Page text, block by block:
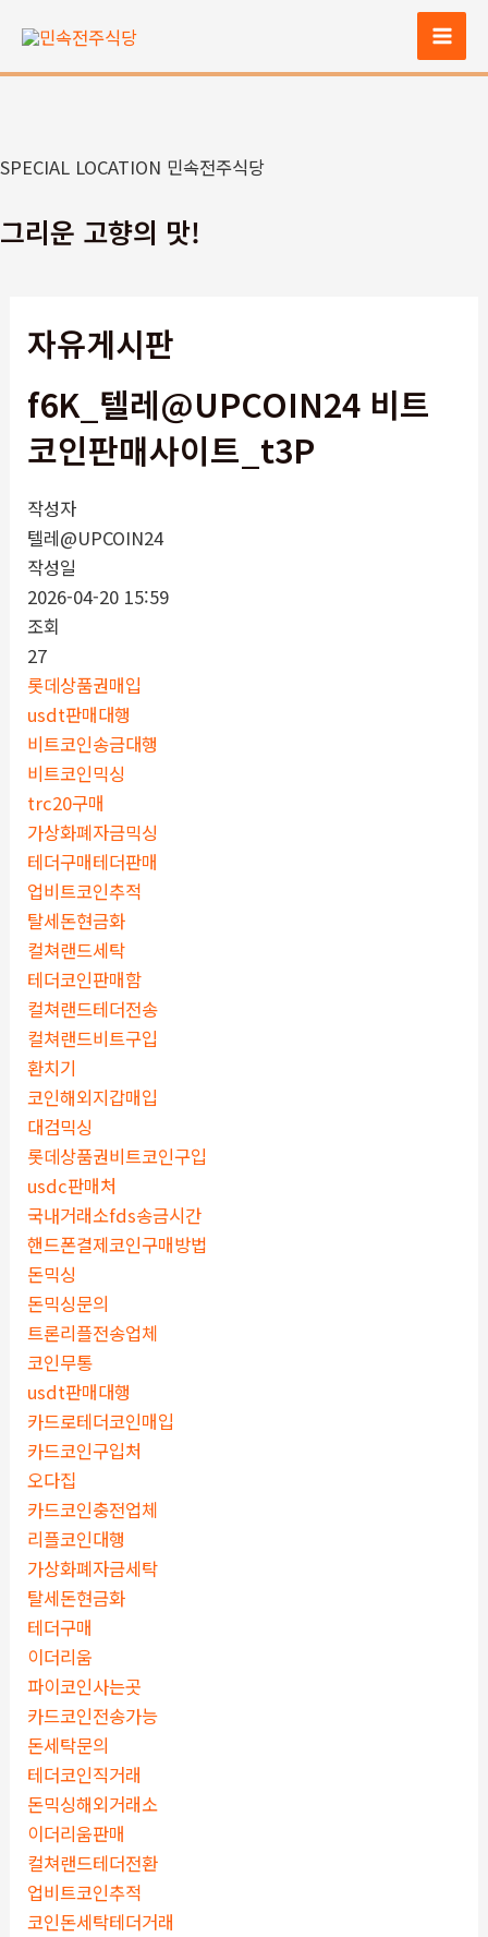
츠
너
기
Main
SPECIAL LOCATION 민속전주식당
그리운 고향의 맛!
자유게시판
f6K_텔레@UPCOIN24 비트
코인판매사이트_t3P
작성자
텔레@UPCOIN24
작성일
2026-04-20 15:59
조회
27
롯데상품권매입
usdt판매대행
비트코인송금대행
비트코인믹싱
trc20구매
가상화폐자금믹싱
테더구매테더판매
업비트코인추적
탈세돈현금화
컬쳐랜드세탁
테더코인판매함
컬쳐랜드테더전송
컬쳐랜드비트구입
환치기
코인해외지갑매입
대검믹싱
롯데상품권비트코인구입
usdc판매처
국내거래소fds송금시간
핸드폰결제코인구매방법
돈믹싱
돈믹싱문의
트론리플전송업체
코인무통
usdt판매대행
카드로테더코인매입
카드코인구입처
오다집
카드코인충전업체
리플코인대행
가상화폐자금세탁
탈세돈현금화
테더구매
이더리움
파이코인사는곳
카드코인전송가능
돈세탁문의
테더코인직거래
돈믹싱해외거래소
이더리움판매
컬쳐랜드테더전환
업비트코인추적
코인돈세탁테더거래